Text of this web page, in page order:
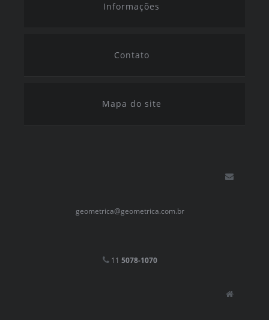
Informações
Contato
Mapa do site
geometrica@geometrica.com.br
11 5078-1070